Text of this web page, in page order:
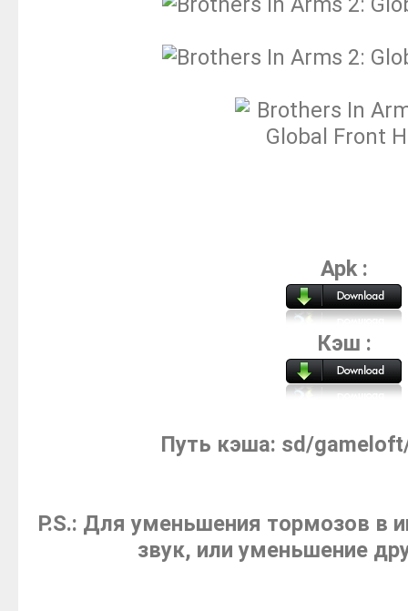
Apk :
Кэш :
Путь кэша: sd/
P.S.: Для уменьшения тормозов в
звук, или уменьшение